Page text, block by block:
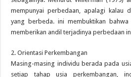
mempunyai perbedaan, apalagi kalau
yang berbeda. ini membuktikan
memberikan andil terjadinya perbedaan
2. Orientasi Perkembangan
Masing-masing individu berada pada
setiap tahap usia perkembangan,